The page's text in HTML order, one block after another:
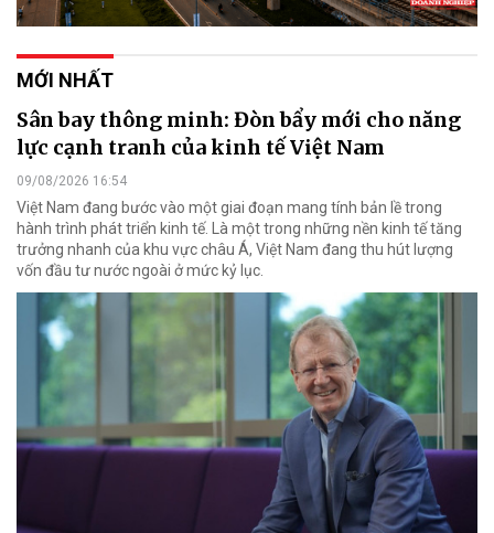
MỚI NHẤT
Sân bay thông minh: Đòn bẩy mới cho năng
lực cạnh tranh của kinh tế Việt Nam
09/08/2026 16:54
Việt Nam đang bước vào một giai đoạn mang tính bản lề trong
hành trình phát triển kinh tế. Là một trong những nền kinh tế tăng
trưởng nhanh của khu vực châu Á, Việt Nam đang thu hút lượng
vốn đầu tư nước ngoài ở mức kỷ lục.